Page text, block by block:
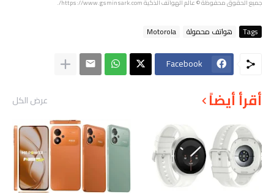
جميع الحقوق محفوظة © عالم الهواتف الذكية https://www.gsminsark.com/.
Tags هواتف محمولة Motorola
Facebook
أقرأ أيضاً عرض الكل